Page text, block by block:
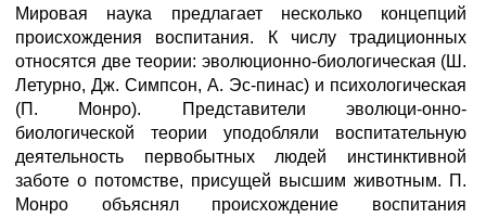
Мировая наука предлагает несколько концепций
происхождения воспитания. К числу традиционных
относятся две теории: эволюционно-биологическая (Ш.
Летурно, Дж. Симпсон, А. Эс-пинас) и психологическая
(П. Монро). Представители эволюци-онно-
биологической теории уподобляли воспитательную
деятельность первобытных людей инстинктивной
заботе о потомстве, присущей высшим животным. П.
Монро объяснял происхождение воспитания